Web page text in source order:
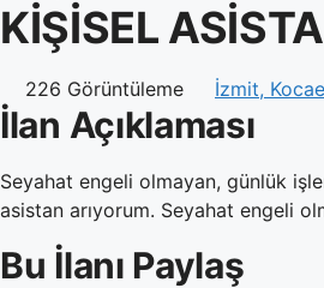
KİŞİSEL
226 Görüntüleme İzmit,
İlan Açıklaması
Seyahat engeli olmayan, günlük
asistan arıyorum. Seyahat engeli
Bu İlanı Paylaş